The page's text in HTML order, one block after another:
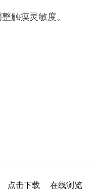
触摸灵敏度。
点击下载 在线浏览